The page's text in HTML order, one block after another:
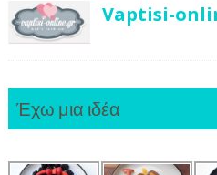
Vaptisi-
Έχω μια ιδέα